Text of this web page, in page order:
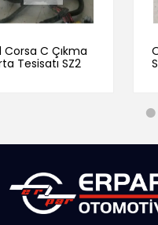
SZ2
Opel
Sigorta